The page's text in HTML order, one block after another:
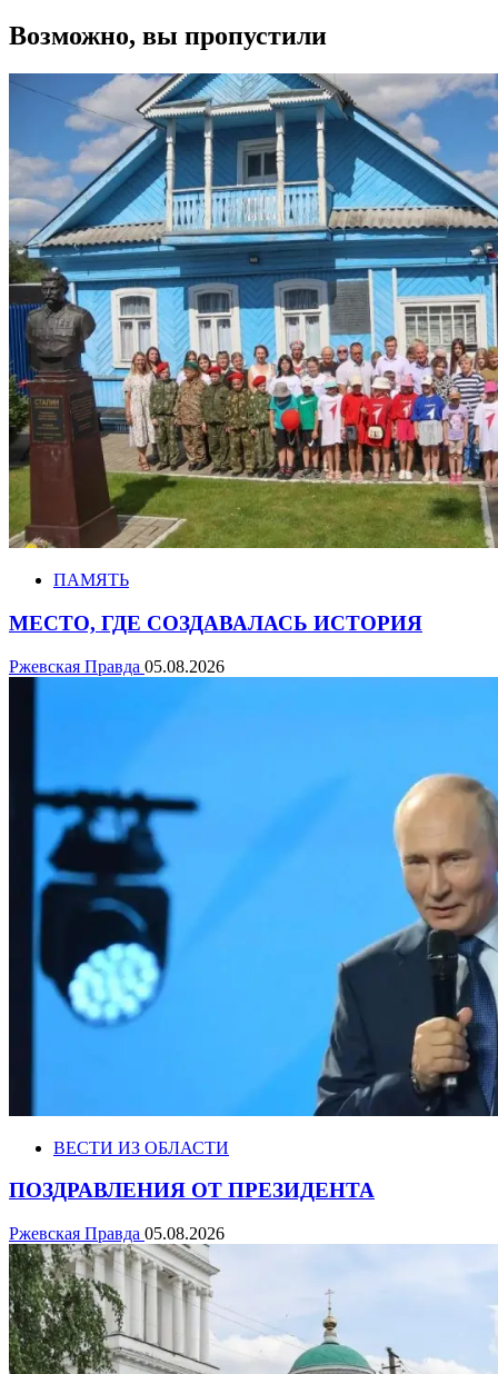
Возможно, вы пропустили
ПАМЯТЬ
МЕСТО, ГДЕ СОЗДАВАЛАСЬ ИСТОРИЯ
Ржевская Правда 05.08.2026
ВЕСТИ ИЗ ОБЛАСТИ
ПОЗДРАВЛЕНИЯ ОТ ПРЕЗИДЕНТА
Ржевская Правда 05.08.2026